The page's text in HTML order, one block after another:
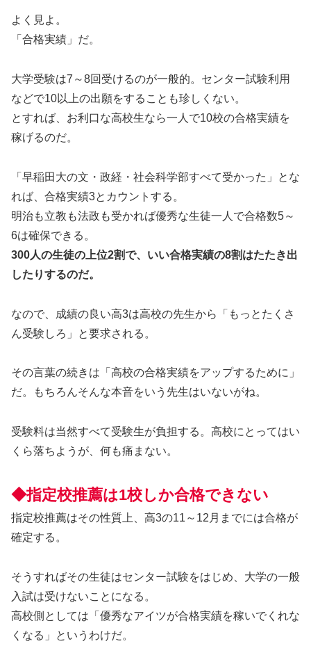
よく見よ。
「合格実績」だ。
大学受験は7～8回受けるのが一般的。センター試験利用
などで10以上の出願をすることも珍しくない。
とすれば、お利口な高校生なら一人で10校の合格実績を
稼げるのだ。
「早稲田大の文・政経・社会科学部すべて受かった」とな
れば、合格実績3とカウントする。
明治も立教も法政も受かれば優秀な生徒一人で合格数5～
6は確保できる。
300人の生徒の上位2割で、いい合格実績の8割はたたき出
したりするのだ。
なので、成績の良い高3は高校の先生から「もっとたくさ
ん受験しろ」と要求される。
その言葉の続きは「高校の合格実績をアップするために」
だ。もちろんそんな本音をいう先生はいないがね。
受験料は当然すべて受験生が負担する。高校にとってはい
くら落ちようが、何も痛まない。
◆指定校推薦は1校しか合格できない
指定校推薦はその性質上、高3の11～12月までには合格が
確定する。
そうすればその生徒はセンター試験をはじめ、大学の一般
入試は受けないことになる。
高校側としては「優秀なアイツが合格実績を稼いでくれな
くなる」というわけだ。